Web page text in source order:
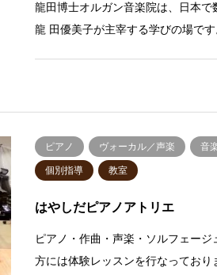
龍田博士オルガン音楽院は、日本
龍 田優美子が主宰する学びの場で
ピアノ ヴォーカル／声楽 音
個別指導 教室
はやしだピアノアトリエ
ピアノ・作曲・声楽・ソルフェー
方には体験レッスンを行なっており